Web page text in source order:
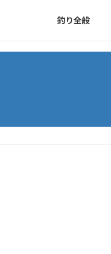
釣り全般